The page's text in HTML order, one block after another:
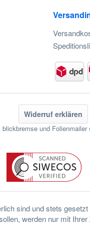
Widerruf erklären
und
sind und stets
werden nur mit